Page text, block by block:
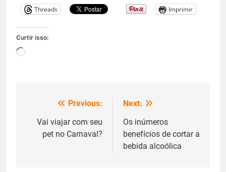
Threads
Imprimir
Curtir isso:
Carregando...
Navegação
de
Post
Previous:
Vai viajar com seu
pet no Carnaval?
Next:
Os inúmeros
benefícios de cortar a
bebida alcoólica